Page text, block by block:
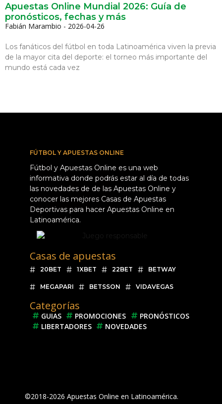
Apuestas Online Mundial 2026: Guía de
pronósticos, fechas y más
Fabián Marambio 2026-04-26
Los fanáticos del fútbol en toda Latinoamérica viven la previa
de la mayor cita del deporte: el torneo más importante del
mundo está cada vez
FÚTBOL Y APUESTAS ONLINE
Fútbol y Apuestas Online es una web
informativa donde podrás estar al día de todas
las novedades de de las Apuestas Online y
conocer las mejores Casas de Apuestas
Deportivas para hacer Apuestas Online en
Latinoamérica.
Casas de apuestas
20BET 1XBET 22BET BETWAY
MEGAPARI BETSSON VIDAVEGAS
Categorías
GUIAS PROMOCIONES
PRONÓSTICOS
LIBERTADORES
NOVEDADES
©2018-2026 Apuestas Online en Latinoamérica.